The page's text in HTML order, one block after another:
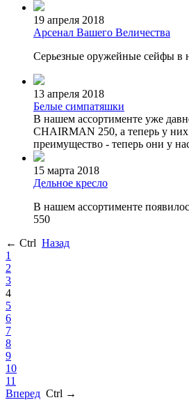
19 апреля 2018
Арсенал Вашего Величества
Серьезные оружейные сейфы в
13 апреля 2018
Белые симпатяшки
В нашем ассортименте уже
CHAIRMAN 250, а теперь у
преимущество - теперь они у
15 марта 2018
Дельное кресло
В нашем ассортименте
550
← Ctrl Назад
1
2
3
4
5
6
7
8
9
10
11
Вперед Ctrl →